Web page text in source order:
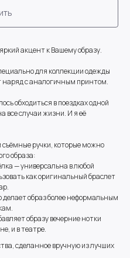
акцент к Вашему образу.
для коллекции одежды
наряд с аналогичным принтом.
обходиться в поездках одной
все случаи жизни. И я её
съёмные ручки, которые можно
образа:
— универсальна в любой
как оригинальный браслет
делает образ более неформальным
образу вечерние нотки
и в театре.
сделанное вручную из лучших